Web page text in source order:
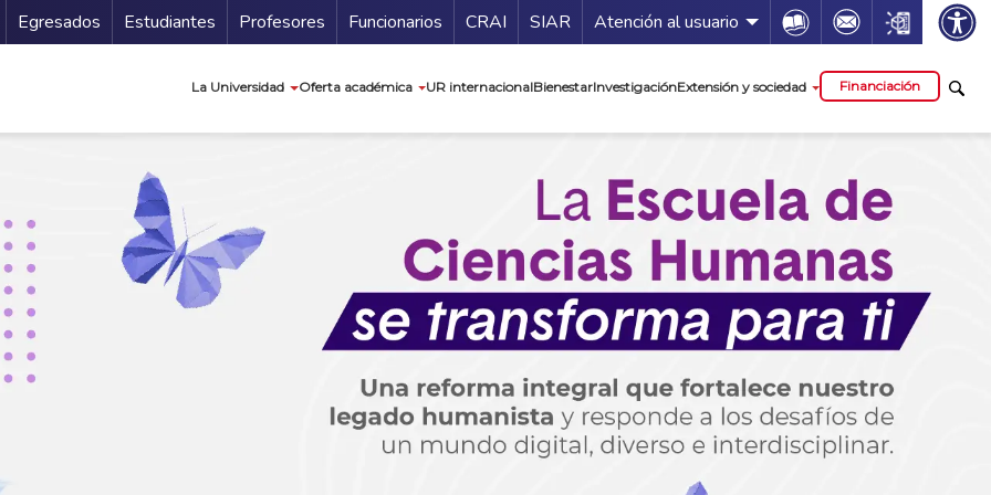
Egresados Estudiantes Profesores Funcionarios Guía de servicios
CRAI SIAR Atención al usuario Icon Icon Icon
La Universidad Oferta académica UR internacionalBienestarInvestigaciónExtensión y sociedad Financiación